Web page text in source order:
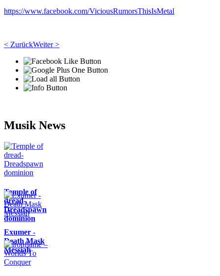
https://www.facebook.com/ViciousRumorsThisIsMetal
< ZurückWeiter >
Musik News
Temple of
dread-
Dreadspawn
dominion
Exumer -
Death Mask
Messiah